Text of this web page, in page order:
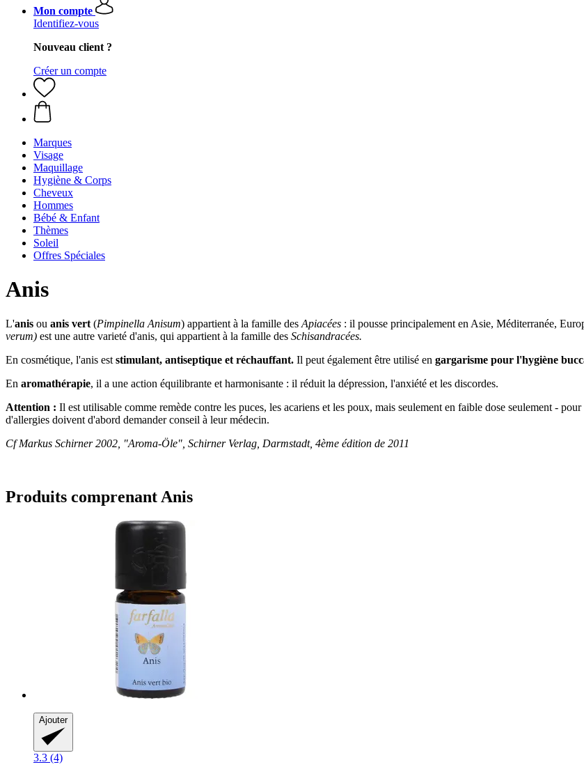
Mon compte
Identifiez-vous
Nouveau client ?
Créer un compte
Marques
Visage
Maquillage
Hygiène & Corps
Cheveux
Hommes
Bébé & Enfant
Thèmes
Soleil
Offres Spéciales
Anis
L'anis ou anis vert (Pimpinella Anisum) appartient à la famille des Apiacées : il pousse principalement en Asie, Méditerranée,
verum) est une autre varieté d'anis, qui appartient à la famille des Schisandracées.
En cosmétique, l'anis est stimulant, antiseptique et réchauffant. Il peut également être utilisé en gargarisme pour l'hygiène
En aromathérapie, il a une action équilibrante et harmonisante : il réduit la dépression, l'anxiété et les discordes.
Attention : Il est utilisable comme remède contre les puces, les acariens et les poux, mais seulement en faible dose seulement -
d'allergies doivent d'abord demander conseil à leur médecin.
Cf Markus Schirner 2002, "Aroma-Öle", Schirner Verlag, Darmstadt, 4ème édition de 2011
Produits comprenant Anis
Ajouter
3.3 (4)